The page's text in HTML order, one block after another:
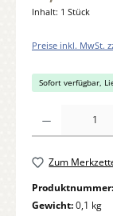
Inhalt: 1 Stück
Preise inkl. MwSt.
Sofort verfügbar,
Zum
Produktnummer:
Gewicht:0,1 kg